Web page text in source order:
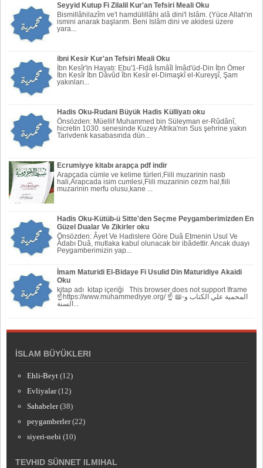
Seyyid Kutup Fi Zilalil Kur'an Tefsiri Meali Oku
Bismillâhilazîm ve'l hamdülillâhi alâ dini'l Islâm. (Yüce Allah'ın
ismini anarak başlarım. Beni Islâm dini ve akidesi üzere
yara...
ibni Kesir Kur'an Tefsiri Meali Oku
İbn Kesîr'in Hayatı: Ebu'1-Fidâ İsmâîl İmâd'üd-Din İbn Ömer
İbn Kesîr İbn Dâvûd îbn Kesîr el-Dimaşkî el-Kureyşî, Şam
yakınları...
Hadis Oku-Rudani Büyük Hadis Külliyatı oku
Önsözden: Müellif Muhammed bin Süleyman er-Rûdânî,
hicretin 1030. senesinde Kuzey Afrika'nın Sus şehrine yakın
Tarivdenk kasabasında dün...
Ecrumiyye kitabı arapça pdf indir
Arapçada cümle ve kelime türleri,Fiili muzarinin nasb
hali,Arapcada isim cumlesi,Fiili muzarinin cezm hal,fiili
muzarinin merfu olusu,kane ...
Hadis Oku-Kütüb-ü Sitte'den Seçme Peygamberimizden En
Güzel Dualar Ve Zikirler oku
Önsözden: Âyet Ve Hadislere Göre Duâ Etmenin Usul Ve
Âdabı Duâ, mutlaka kabul olunacak bir ibâdettir. Ancak duayı
Peygamberi­mizin yap...
İmam Maturidi El-Bidaye Fi Usulid Din Maturidiye Akaidi
Oku
kitap adı kitap içeriği This browser does not support Iframe
☝https://www.muhammediyye.org/ ☝ 📖-المحمية علي الكتاب و
İSLAM BÜYÜKLERI
Ehli-Beyt (12)
Evliyalar (12)
Sahabeler (38)
peygamberler (22)
siyeri-nebi (10)
TEVHID SÜNNET ILMIHAL